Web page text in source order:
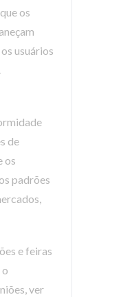
os
usuários
de
os
padrões
e feiras
ver